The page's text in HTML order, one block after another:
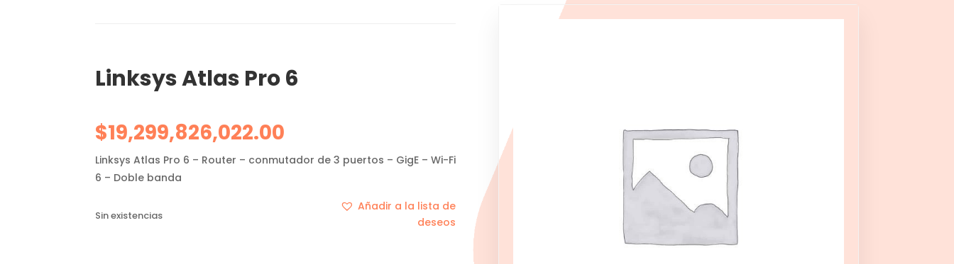
Linksys Atlas Pro 6
$19,299,826,022.00
Linksys Atlas Pro 6 – Router – conmutador de 3 puertos – GigE – Wi-Fi
6 – Doble banda
Sin existencias
Añadir a la lista de
deseos